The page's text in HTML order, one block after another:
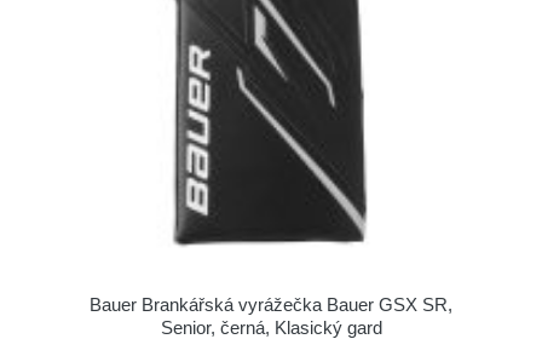
Bauer Brankářská vyrážečka Bauer GSX SR,
Senior, černá, Klasický gard